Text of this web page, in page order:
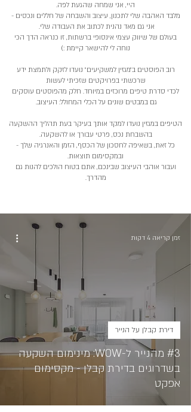
היי, אני שמחה שהגעת לפה.
מלבד האהבה שלי לתכנון, עיצוב והשבחה של חללים ונכסים -
אני גם מאד נהנית לכתוב את העבודה שלי.
בעולם של שיווק עצמי אינסופי ברשתות, זו כנראה הדך הכי
נוחה לי להישאר קיימת :)
רוב הפוסטים ב״מגזין למשקיעים״ נועדו לזקק ולתמצת ידע
שרכשתי בפרויקטים שזכיתי לעשות
לכדי סדרת טיפים מרוכזים במיוחד. חלק מהפוסטים עוסקים
גם במבטים שונים על הכלי המחולל: העיצוב.
הטיפים במגזין נועדו למקד אותך בעיקר בעת תהליך ההשקעה
בהשבחת נכס, פרטי עבורך או להשקעה.
כל זאת, בשאיפה לחסכון של הכסף, הזמן והאנרגיה שלך -
ובמקסימום תוצאות.
ועבור אוהבי העיצוב שבינכם, אתם בטוח הולכים להנות גם
מהדרך.
#3 מהנייר ל-WOW: מינימום השקעה
בשדרוגים בדירת קבלן - מקסימום
אפקט
דירת קבלן על הנייר
זמן קריאה 4 דקות